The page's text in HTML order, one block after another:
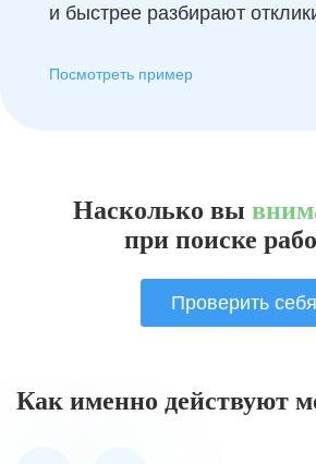
и быстрее разбирают
Посмотреть пример
Насколько вы
при поиске
Проверить себя
Как именно действуют